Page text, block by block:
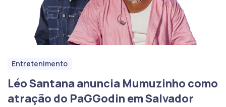
Entretenimento
Léo Santana anuncia Mumuzinho como
atração do PaGGodin em Salvador